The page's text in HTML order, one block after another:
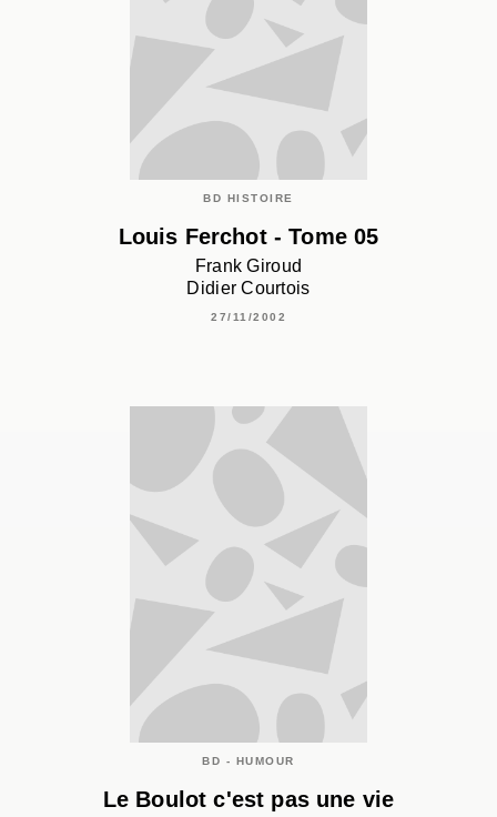
BD HISTOIRE
Louis Ferchot - Tome 05
Frank Giroud
Didier Courtois
27/11/2002
BD - HUMOUR
Le Boulot c'est pas une vie